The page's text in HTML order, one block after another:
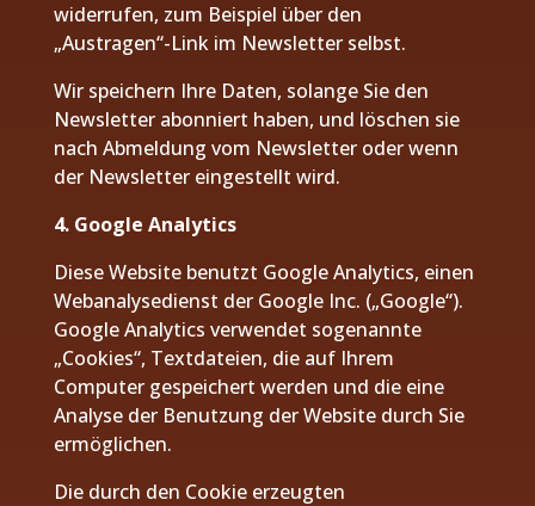
widerrufen, zum Beispiel über den
„Austragen“-Link im Newsletter selbst.
Wir speichern Ihre Daten, solange Sie den
Newsletter abonniert haben, und löschen sie
nach Abmeldung vom Newsletter oder wenn
der Newsletter eingestellt wird.
4. Google Analytics
Diese Website benutzt Google Analytics, einen
Webanalysedienst der Google Inc. („Google“).
Google Analytics verwendet sogenannte
„Cookies“, Textdateien, die auf Ihrem
Computer gespeichert werden und die eine
Analyse der Benutzung der Website durch Sie
ermöglichen.
Die durch den Cookie erzeugten